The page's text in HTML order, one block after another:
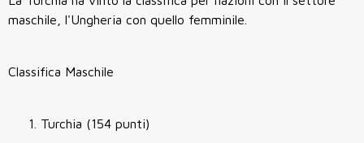
maschile, l'Ungheria con quello femminile.
Classifica Maschile
Turchia (154 punti)